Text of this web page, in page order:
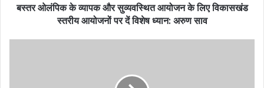
बस्तर ओलंपिक के व्यापक और सुव्यवस्थित आयोजन के लिए विकासखंड
स्तरीय आयोजनों पर दें विशेष ध्यान: अरुण साव